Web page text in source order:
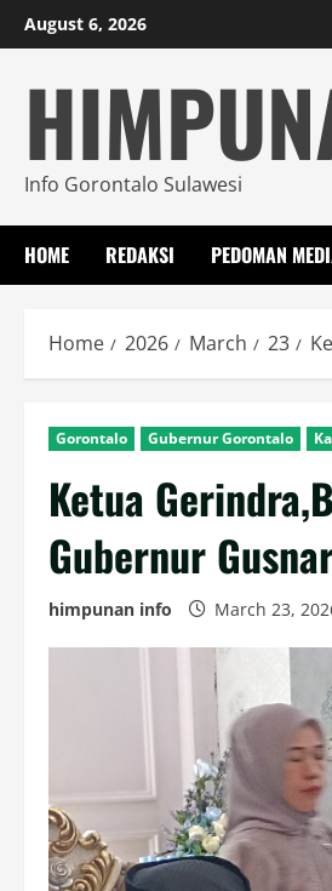
Skip
to
August 6, 2026
Info Gorontalo Sulawesi
HOME REDAKSI PEDOMAN
Home 2026 March 23
Gorontalo Gubernur Gorontalo
Ketua
Gubernur
himpunan info March 23,